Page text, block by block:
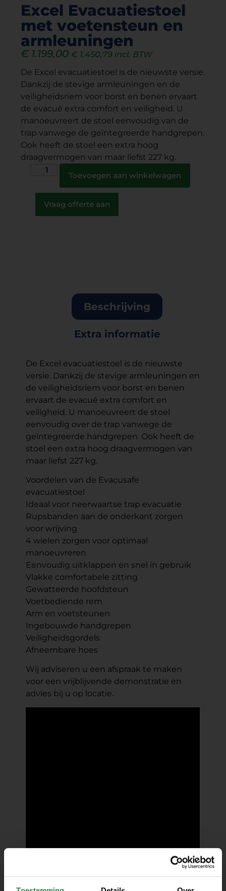
Excel Evacuatiestoel
met voetensteun en
armleuningen
€ 1.199,00 € 1.450,79 incl. BTW
De Excel evacuatiestoel is de nieuwste versie.
Dankzij de stevige armleuningen en de
veiligheidsriem voor borst en benen ervaart
de evacué extra comfort en veiligheid. U
manoeuvreert de stoel eenvoudig van de
trap vanwege de geïntegreerde handgrepen.
Ook heeft de stoel een extra hoog
draagvermogen van maar liefst 227 kg.
Toevoegen aan winkelwagen
Vraag offerte aan
Beschrijving
Extra informatie
De Excel evacuatiestoel is de nieuwste
versie. Dankzij de stevige armleuningen en
de veiligheidsriem voor borst en benen
ervaart de evacué extra comfort en
veiligheid. U manoeuvreert de stoel
eenvoudig over de trap vanwege de
geïntegreerde handgrepen. Ook heeft de
stoel een extra hoog draagvermogen van
maar liefst 227 kg.
Voordelen van de Evacusafe
evacuatiestoel
Ideaal voor neerwaartse trap evacuatie
Rupsbanden aan de onderkant zorgen
voor wrijving
4 wielen zorgen voor optimaal
manoeuvreren
Eenvoudig uitklappen en snel in gebruik
Vlakke comfortabele zitting
Gewatteerde hoofdsteun
Voetbediende rem
Arm en voetsteunen
Ingebouwde handgrepen
Veiligheidsgordels
Afneembare hoes
Wij adviseren u een afspraak te maken
voor een vrijblijvende demonstratie en
advies bij u op locatie.